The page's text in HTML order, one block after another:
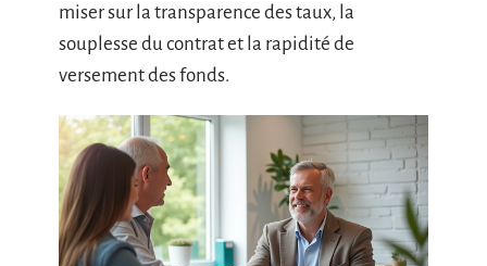
miser sur la transparence des taux, la
souplesse du contrat et la rapidité de
versement des fonds.